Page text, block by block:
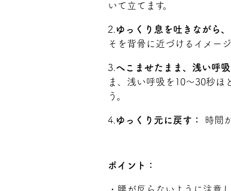
いて立てます。
2.ゆっくり息を吐きながら
そを背骨に近づけるイメー
3.へこませたまま、浅い呼吸
ま、浅い呼吸を10〜30秒ほ
う。
4.ゆっくり元に戻す： 時間
ポイント：